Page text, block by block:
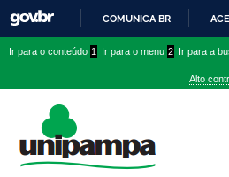
PARA
COMUNICA BR
conteúdo
menu
superior
menu
Ir para o conteúdo 1 Ir para o menu 2 Ir para a
Alto